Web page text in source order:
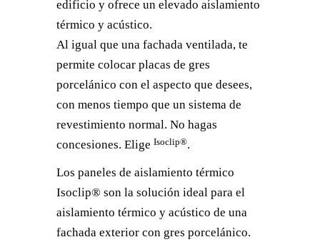
edificio y ofrece un elevado aislamiento
térmico y acústico.
Al igual que una fachada ventilada, te
permite colocar placas de gres
porcelánico con el aspecto que desees,
con menos tiempo que un sistema de
revestimiento normal. No hagas
concesiones. Elige Isoclip®.
Los paneles de aislamiento térmico
Isoclip® son la solución ideal para el
aislamiento térmico y acústico de una
fachada exterior con gres porcelánico.